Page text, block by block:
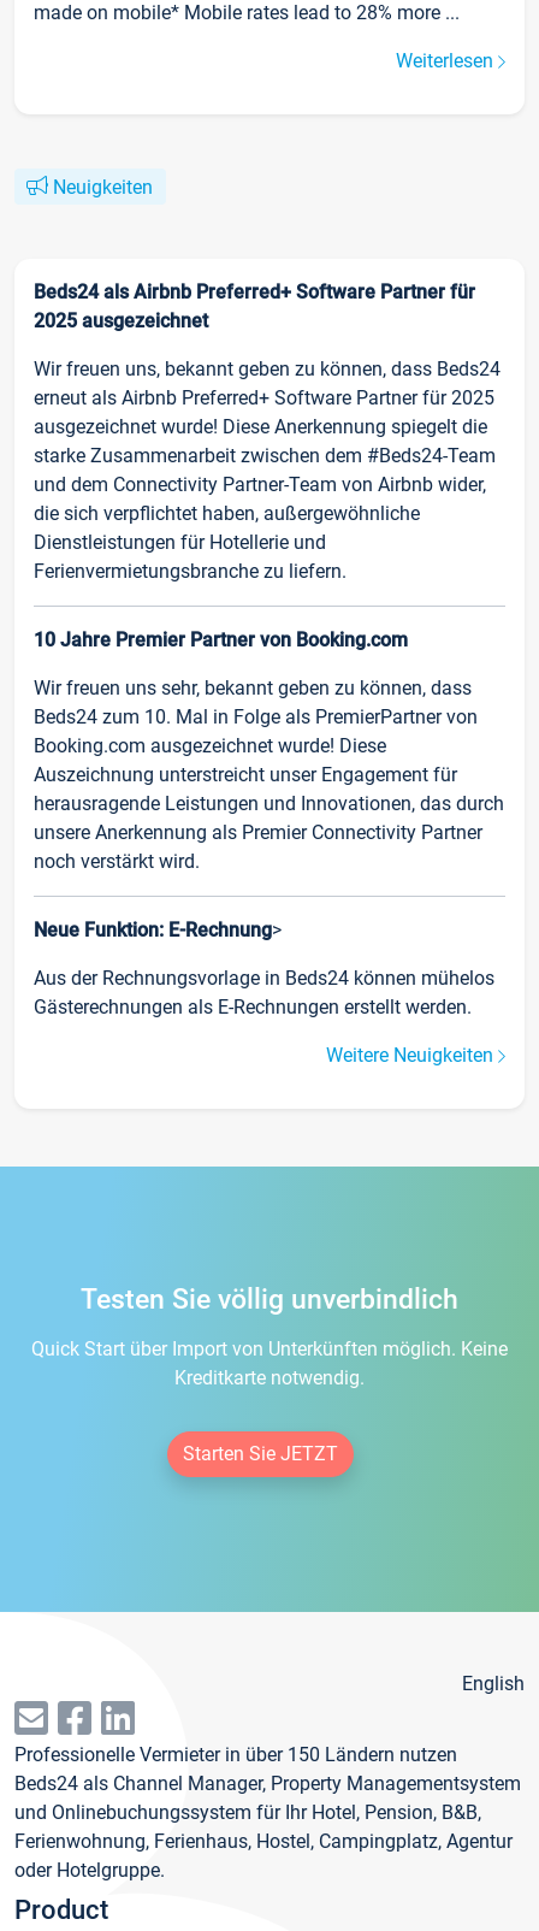
made on mobile* Mobile rates lead to 28% more ...
Weiterlesen
Neuigkeiten
Beds24 als Airbnb Preferred+ Software Partner für
2025 ausgezeichnet
Wir freuen uns, bekannt geben zu können, dass Beds24
erneut als Airbnb Preferred+ Software Partner für 2025
ausgezeichnet wurde! Diese Anerkennung spiegelt die
starke Zusammenarbeit zwischen dem #Beds24-Team
und dem Connectivity Partner-Team von Airbnb wider,
die sich verpflichtet haben, außergewöhnliche
Dienstleistungen für Hotellerie und
Ferienvermietungsbranche zu liefern.
10 Jahre Premier Partner von Booking.com
Wir freuen uns sehr, bekannt geben zu können, dass
Beds24 zum 10. Mal in Folge als PremierPartner von
Booking.com ausgezeichnet wurde! Diese
Auszeichnung unterstreicht unser Engagement für
herausragende Leistungen und Innovationen, das durch
unsere Anerkennung als Premier Connectivity Partner
noch verstärkt wird.
Neue Funktion: E-Rechnung>
Aus der Rechnungsvorlage in Beds24 können mühelos
Gästerechnungen als E-Rechnungen erstellt werden.
Weitere Neuigkeiten
Testen Sie völlig unverbindlich
Quick Start über Import von Unterkünften möglich. Keine
Kreditkarte notwendig.
Starten Sie JETZT
English
Professionelle Vermieter in über 150 Ländern nutzen
Beds24 als Channel Manager, Property Managementsystem
und Onlinebuchungssystem für Ihr Hotel, Pension, B&B,
Ferienwohnung, Ferienhaus, Hostel, Campingplatz, Agentur
oder Hotelgruppe.
Product